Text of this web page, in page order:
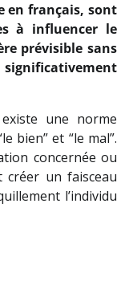
en français, sont
à influencer le
prévisible sans
une norme
bien” et “le mal”.
concernée ou
un faisceau
l’individu